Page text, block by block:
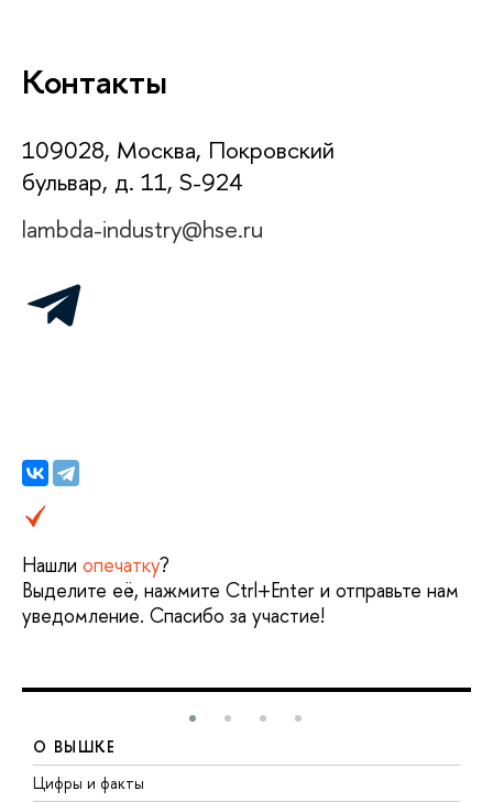
Контакты
109028, Москва, Покровский
бульвар, д. 11, S-924
lambda-industry@hse.ru
Нашли опечатку?
Выделите её, нажмите Ctrl+Enter и отправьте нам
уведомление. Спасибо за участие!
О ВЫШКЕ
Цифры и факты